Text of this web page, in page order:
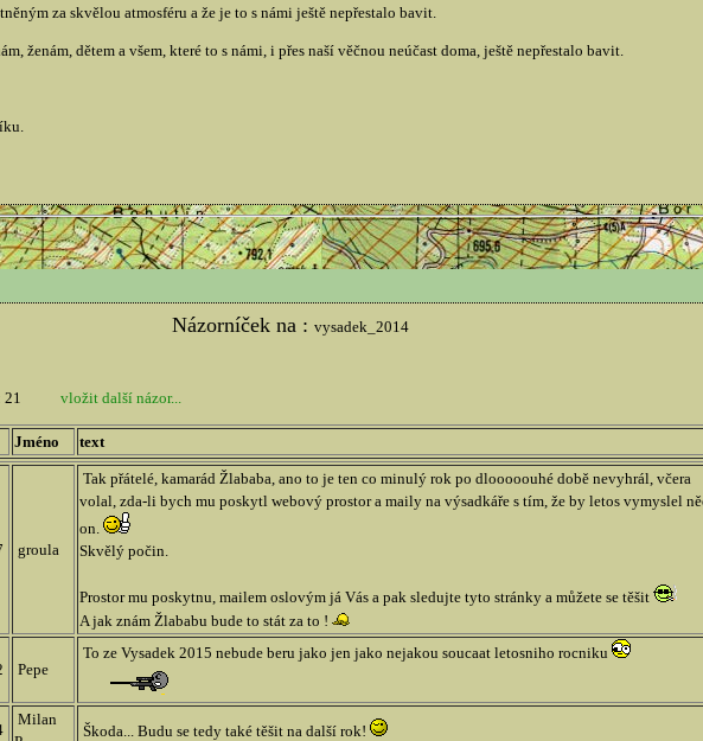
za skvělou atmosféru a že je to s námi ještě nepřestalo bavit.
ženám, dětem a všem, které to s námi, i přes naší věčnou neúčast doma, ještě nepřestalo bavit.